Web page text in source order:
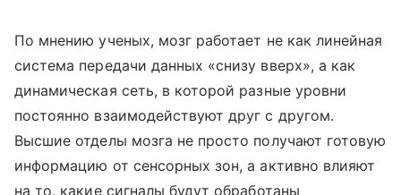
По мнению ученых, мозг работает не как линейная
система передачи данных «снизу вверх», а как
динамическая сеть, в которой разные уровни
постоянно взаимодействуют друг с другом.
Высшие отделы мозга не просто получают готовую
информацию от сенсорных зон, а активно влияют
на то, какие сигналы будут обработаны